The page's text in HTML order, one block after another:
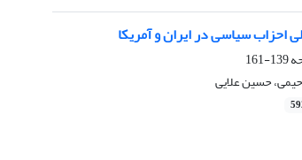
احزاب سیاسی در ایران و آمریکا
139-161
حسین علایی